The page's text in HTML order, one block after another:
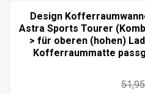
Design
Astra Sports Tourer
> für oberen (hohen)
Kofferraummatte